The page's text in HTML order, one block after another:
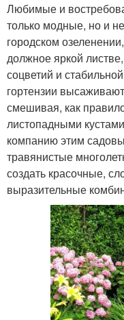
Любимые и
только модные, но и
городском
должное яркой
соцветий и
гортензии
смешивая, как
листопадными
компанию этим
травянистые
создать красочные,
выразительные